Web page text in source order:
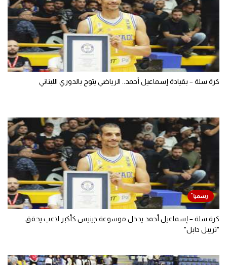
كرة سلة – بقيادة إسماعيل أحمد.. الرياضي يتوج بالدوري اللبناني
كرة سلة – إسماعيل أحمد يدخل موسوعة جينيس كأكبر لاعب يحقق
"تريبل دابل"